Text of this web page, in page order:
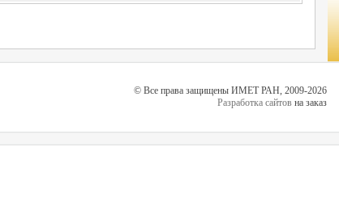
© Все права защищены ИМЕТ РАН, 2009-2026
Разработка сайтов на заказ